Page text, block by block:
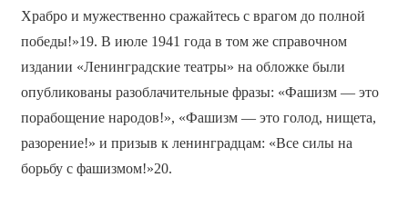
Храбро и мужественно сражайтесь с врагом до полной
победы!»19. В июле 1941 года в том же справочном
издании «Ленинградские театры» на обложке были
опубликованы разоблачительные фразы: «Фашизм — это
порабощение народов!», «Фашизм — это голод, нищета,
разорение!» и призыв к ленинградцам: «Все силы на
борьбу с фашизмом!»20.